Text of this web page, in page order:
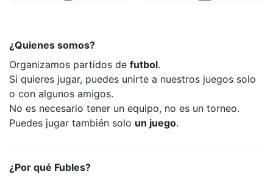
¿Quienes somos?
Organizamos partidos de futbol.
Si quieres jugar, puedes unirte a nuestros juegos solo
o con algunos amigos.
No es necesario tener un equipo, no es un torneo.
Puedes jugar también solo un juego.
¿Por qué Fubles?